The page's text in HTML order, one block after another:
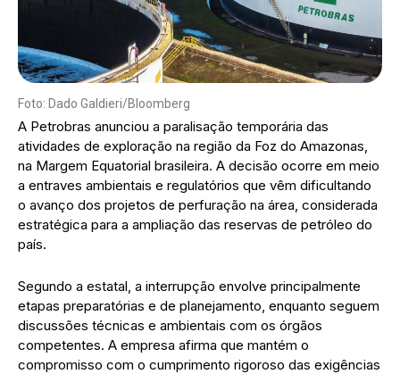
Foto: Dado Galdieri/Bloomberg
A Petrobras anunciou a paralisação temporária das
atividades de exploração na região da Foz do Amazonas,
na Margem Equatorial brasileira. A decisão ocorre em meio
a entraves ambientais e regulatórios que vêm dificultando
o avanço dos projetos de perfuração na área, considerada
estratégica para a ampliação das reservas de petróleo do
país.
Segundo a estatal, a interrupção envolve principalmente
etapas preparatórias e de planejamento, enquanto seguem
discussões técnicas e ambientais com os órgãos
competentes. A empresa afirma que mantém o
compromisso com o cumprimento rigoroso das exigências